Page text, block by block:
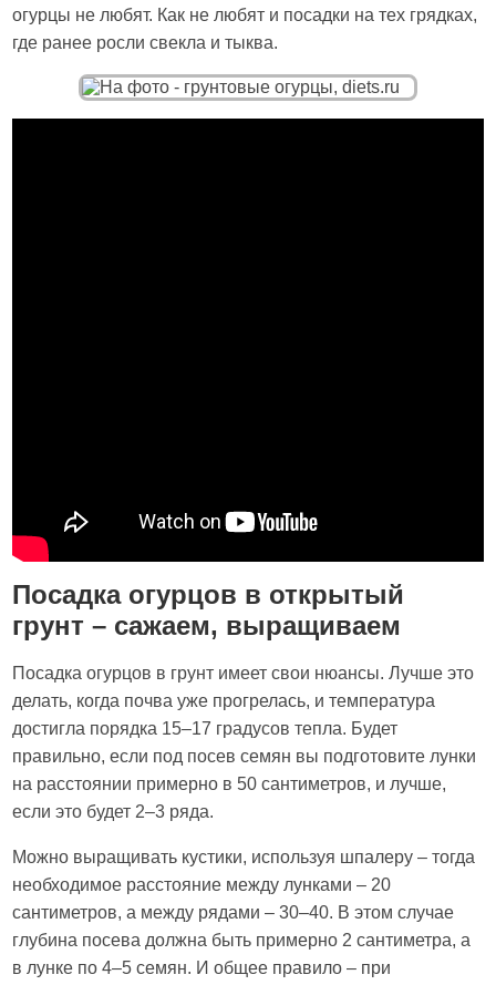
огурцы не любят. Как не любят и посадки на тех грядках,
где ранее росли свекла и тыква.
Посадка огурцов в открытый
грунт – сажаем, выращиваем
Посадка огурцов в грунт имеет свои нюансы. Лучше это
делать, когда почва уже прогрелась, и температура
достигла порядка 15–17 градусов тепла. Будет
правильно, если под посев семян вы подготовите лунки
на расстоянии примерно в 50 сантиметров, и лучше,
если это будет 2–3 ряда.
Можно выращивать кустики, используя шпалеру – тогда
необходимое расстояние между лунками – 20
сантиметров, а между рядами – 30–40. В этом случае
глубина посева должна быть примерно 2 сантиметра, а
в лунке по 4–5 семян. И общее правило – при